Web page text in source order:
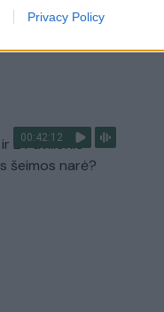
Privacy Policy
metams –
00:42:12
Ž Pavilionio
šeimos narė?